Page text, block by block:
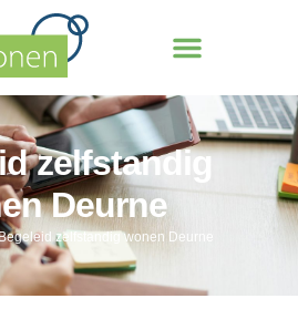
zelfstandig
Deurne
zelfstandig wonen Deurne